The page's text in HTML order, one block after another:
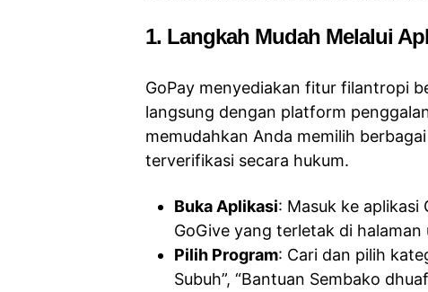
1. Langkah Mudah Melalui
GoPay menyediakan fitur filantropi
langsung dengan platform
memudahkan Anda memilih
terverifikasi secara hukum.
Buka Aplikasi: Masuk ke aplikasi
GoGive yang terletak di
Pilih Program: Cari dan pilih
Subuh”, “Bantuan Sembako